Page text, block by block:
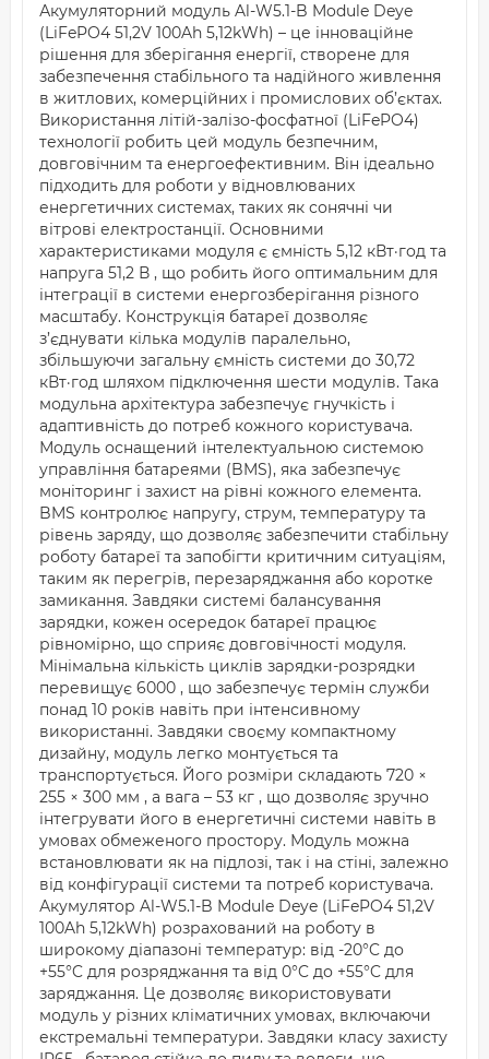
Акумуляторний модуль Al-W5.1-B Module Deye
(LiFePO4 51,2V 100Ah 5,12kWh) – це інноваційне
рішення для зберігання енергії, створене для
забезпечення стабільного та надійного живлення
в житлових, комерційних і промислових об’єктах.
Використання літій-залізо-фосфатної (LiFePO4)
технології робить цей модуль безпечним,
довговічним та енергоефективним. Він ідеально
підходить для роботи у відновлюваних
енергетичних системах, таких як сонячні чи
вітрові електростанції. Основними
характеристиками модуля є ємність 5,12 кВт·год та
напруга 51,2 В , що робить його оптимальним для
інтеграції в системи енергозберігання різного
масштабу. Конструкція батареї дозволяє
з’єднувати кілька модулів паралельно,
збільшуючи загальну ємність системи до 30,72
кВт·год шляхом підключення шести модулів. Така
модульна архітектура забезпечує гнучкість і
адаптивність до потреб кожного користувача.
Модуль оснащений інтелектуальною системою
управління батареями (BMS), яка забезпечує
моніторинг і захист на рівні кожного елемента.
BMS контролює напругу, струм, температуру та
рівень заряду, що дозволяє забезпечити стабільну
роботу батареї та запобігти критичним ситуаціям,
таким як перегрів, перезаряджання або коротке
замикання. Завдяки системі балансування
зарядки, кожен осередок батареї працює
рівномірно, що сприяє довговічності модуля.
Мінімальна кількість циклів зарядки-розрядки
перевищує 6000 , що забезпечує термін служби
понад 10 років навіть при інтенсивному
використанні. Завдяки своєму компактному
дизайну, модуль легко монтується та
транспортується. Його розміри складають 720 ×
255 × 300 мм , а вага – 53 кг , що дозволяє зручно
інтегрувати його в енергетичні системи навіть в
умовах обмеженого простору. Модуль можна
встановлювати як на підлозі, так і на стіні, залежно
від конфігурації системи та потреб користувача.
Акумулятор Al-W5.1-B Module Deye (LiFePO4 51,2V
100Ah 5,12kWh) розрахований на роботу в
широкому діапазоні температур: від -20°C до
+55°C для розряджання та від 0°C до +55°C для
заряджання. Це дозволяє використовувати
модуль у різних кліматичних умовах, включаючи
екстремальні температури. Завдяки класу захисту